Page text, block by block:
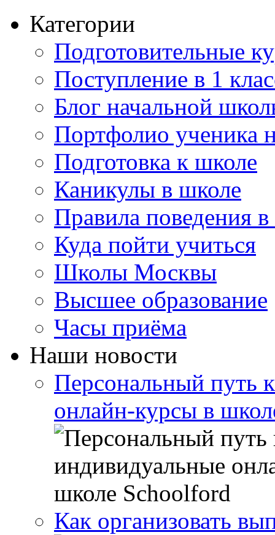
Категории
Подготовительные
Поступление в 1
Блог начальной
Портфолио ученика
Подготовка к школе
Каникулы в школе
Правила поведения
Куда пойти учиться
Школы Москвы
Высшее образование
Часы приёма
Наши новости
Персональный путь
онлайн-курсы в
Как организовать